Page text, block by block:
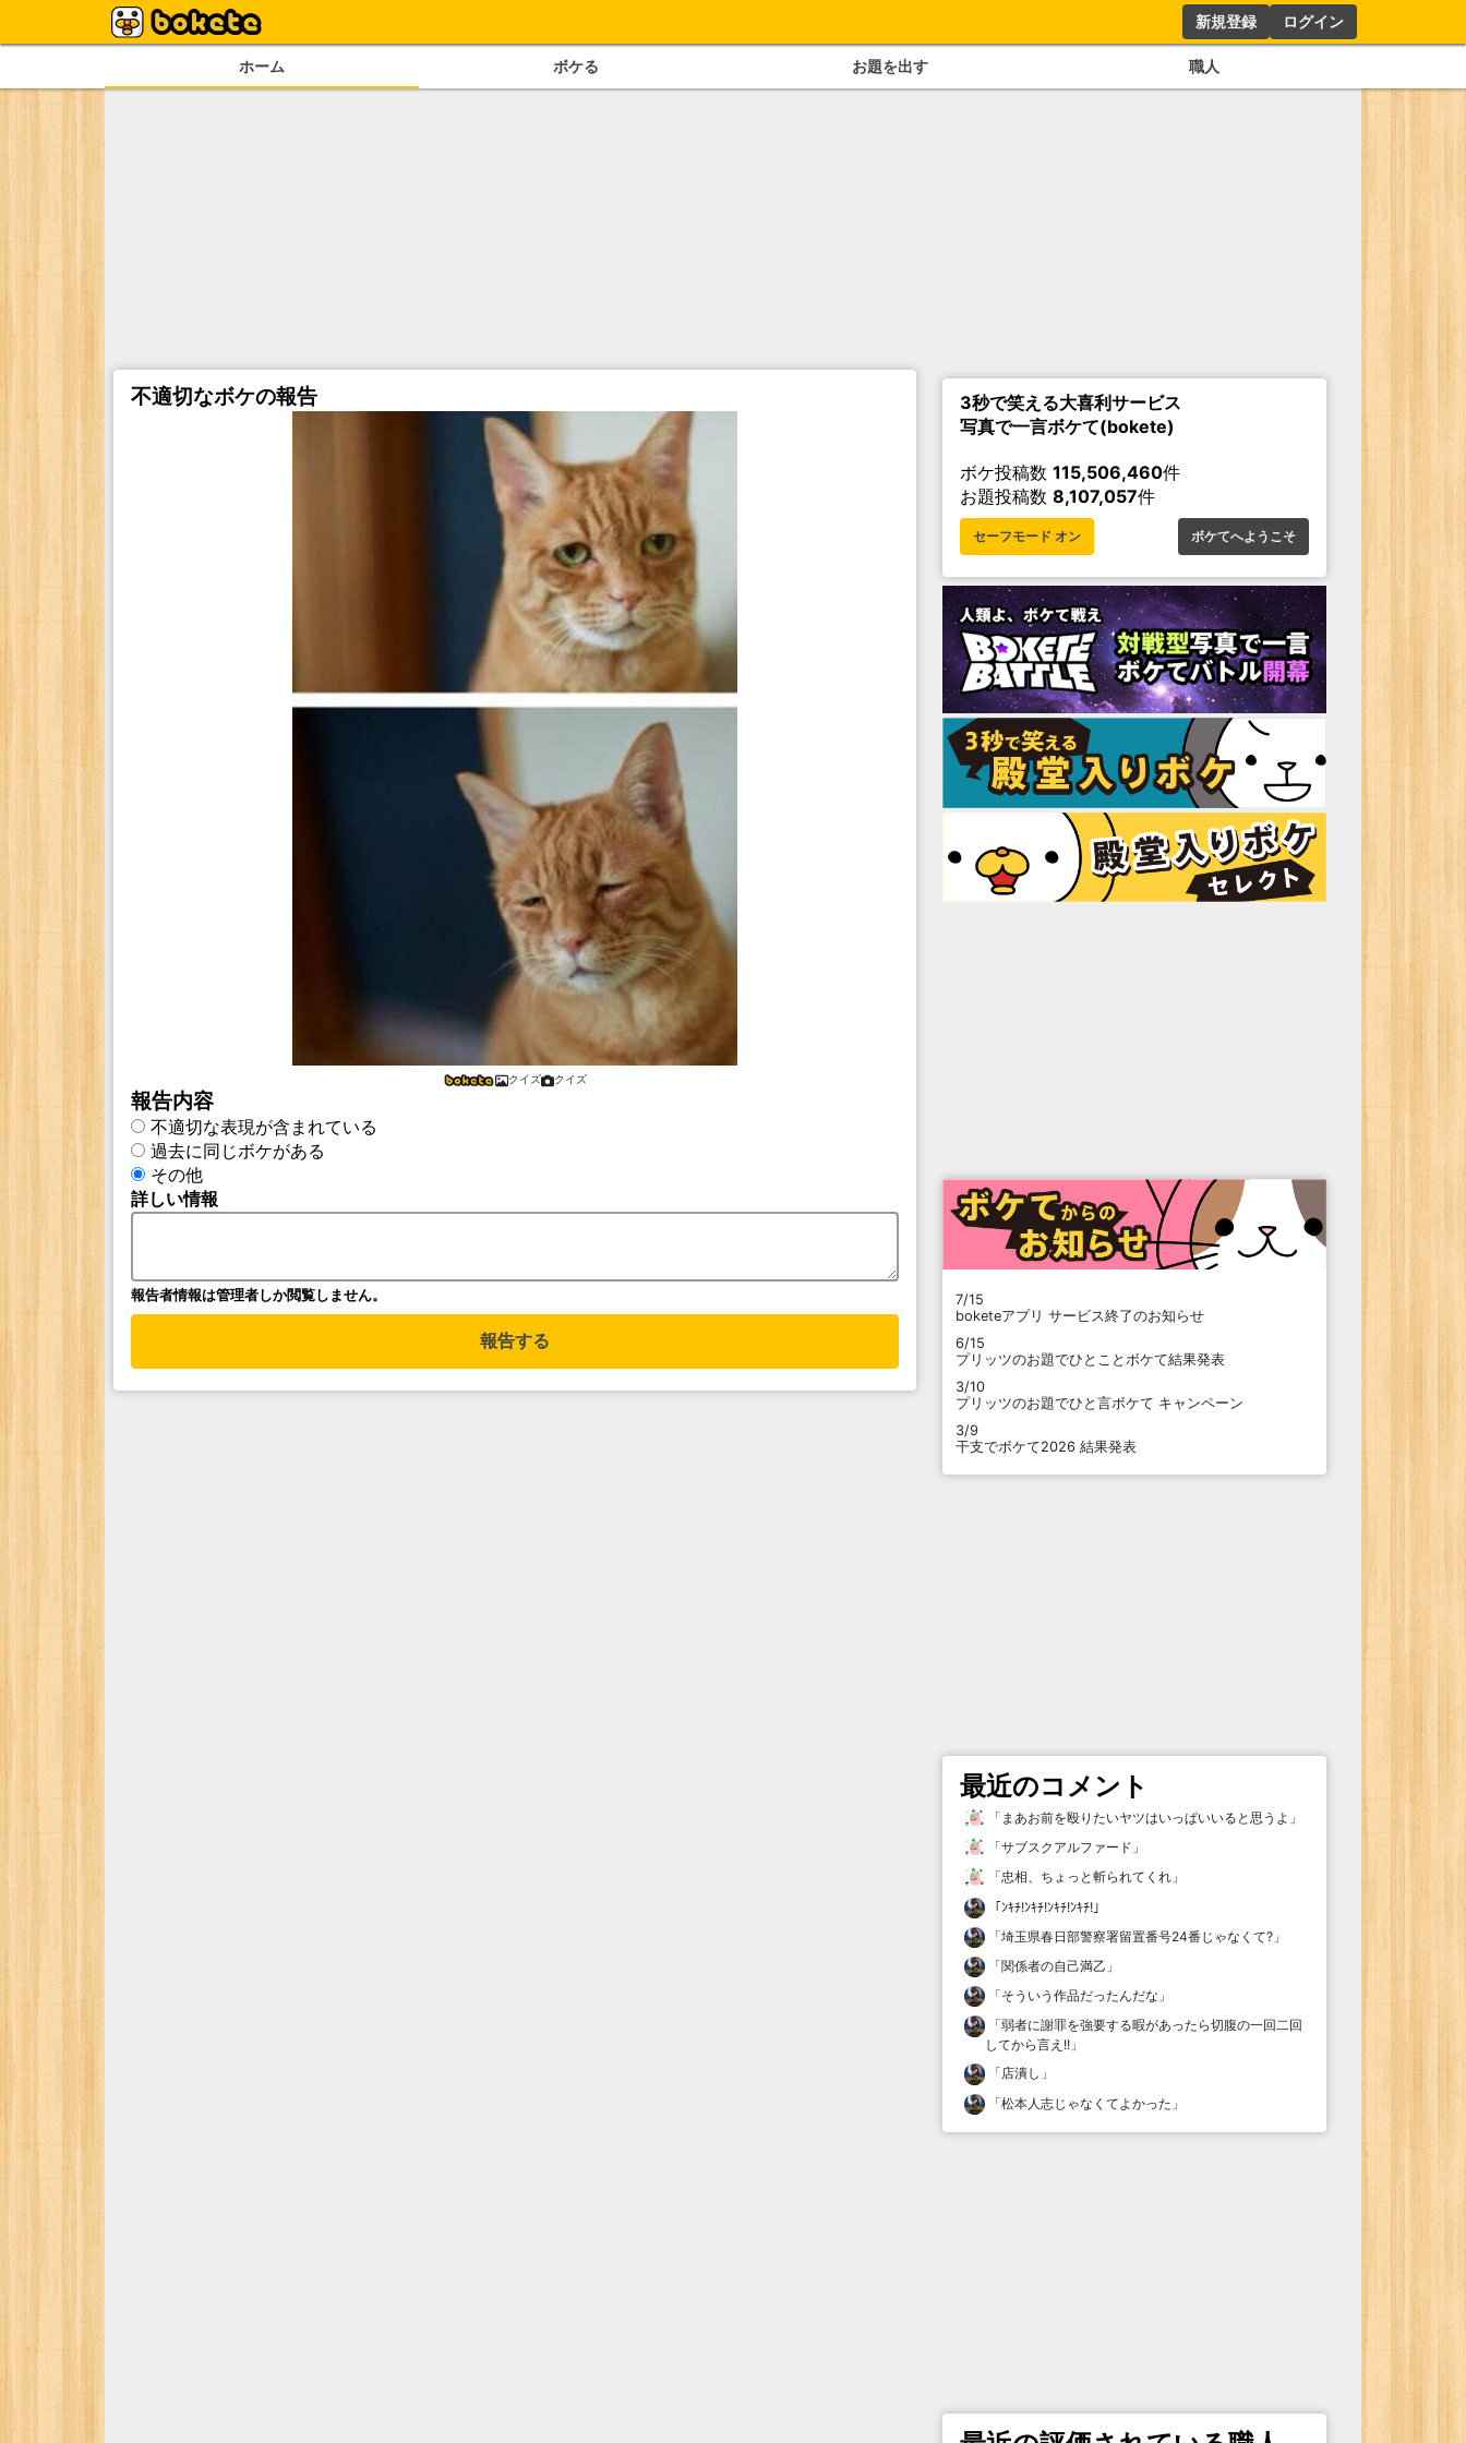
新規登録 ログイン
ホーム ボケる お題を出す 職人
不適切なボケの報告
クイズ クイズ
報告内容
不適切な表現が含まれている
過去に同じボケがある
その他
詳しい情報
報告者情報は管理者しか閲覧しません。
報告する
3秒で笑える大喜利サービス
写真で一言ボケて(bokete)
ボケ投稿数 115,506,460件
お題投稿数 8,107,057件
セーフモード オン ボケてへようこそ
7/15
boketeアプリ サービス終了のお知らせ
6/15
プリッツのお題でひとことボケて結果発表
3/10
プリッツのお題でひと言ボケて キャンペーン
3/9
干支でボケて2026 結果発表
最近のコメント
「 まあお前を殴りたいヤツはいっぱいいると思うよ 」
「サブスクアルファード 」
「忠相、ちょっと斬られてくれ 」
「ﾝｷﾁ!ﾝｷﾁ!ﾝｷﾁ!ﾝｷﾁ! 」
「埼玉県春日部警察署留置番号24番じゃなくて? 」
「関係者の自己満乙 」
「そういう作品だったんだな 」
「弱者に謝罪を強要する暇があったら切腹の一回二回
してから言え!! 」
「店潰し 」
「松本人志じゃなくてよかった 」